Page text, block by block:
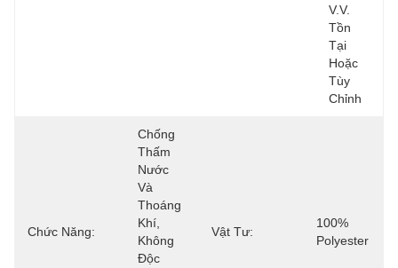
V.v.
Tồn
Tại
Hoặc
Tùy
Chỉnh
Chức Năng:
Chống
Thấm
Nước
Và
Thoáng
Khí,
Không
Độc
Vật Tư:
100%
Polyester